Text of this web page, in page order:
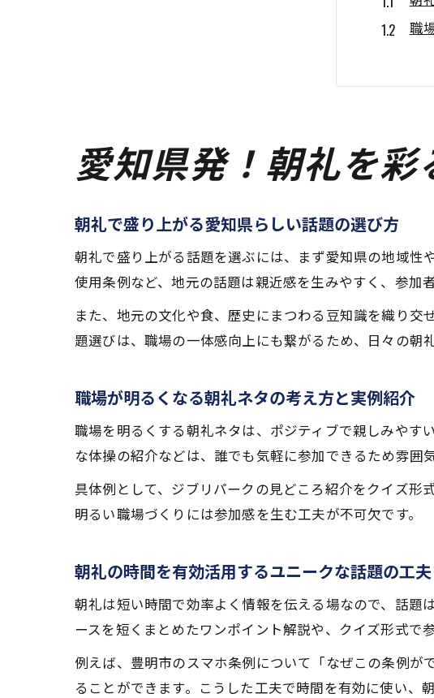
職
地
朝
明
朝
地域な
朝
朝
地
朝
五月病
職
朝
五
誕生日
愛知県発！朝礼を
朝礼で盛り上がる愛知県らしい話題の選び方
朝礼で盛り上がる話題を選ぶには、まず愛知県の地域性
使用条例など、地元の話題は親近感を生みやすく、参加
また、地元の文化や食、歴史にまつわる豆知識を織り
題選びは、職場の一体感向上にも繋がるため、日々の朝
職場が明るくなる朝礼ネタの考え方と実例紹介
職場を明るくする朝礼ネタは、ポジティブで親しみや
な体操の紹介などは、誰でも気軽に参加できるため雰囲
具体例として、ジブリパークの見どころ紹介をクイズ形
明るい職場づくりには参加感を生む工夫が不可欠です。
朝礼の時間を有効活用するユニークな話題の工夫
朝礼は短い時間で効率よく情報を伝える場なので、話題
ースを短くまとめたワンポイント解説や、クイズ形式で
例えば、豊明市のスマホ条例について「なぜこの条例
ることができます。こうした工夫で時間を有効に使い、